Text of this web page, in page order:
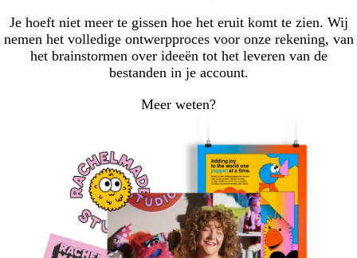
Je hoeft niet meer te gissen hoe het eruit komt te zien. Wij
nemen het volledige ontwerpproces voor onze rekening, van
het brainstormen over ideeën tot het leveren van de
bestanden in je account.
Meer weten?